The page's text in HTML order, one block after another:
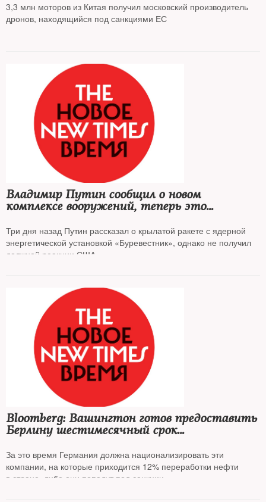
3,3 млн моторов из Китая получил московский производитель
дронов, находящийся под санкциями ЕС
Владимир Путин сообщил о новом
комплексе вооружений, теперь это
«Посейдон», оснащенный ядерной
энергетической установкой
Три дня назад Путин рассказал о крылатой ракете с ядерной
энергетической установкой «Буревестник», однако не получил
должной реакции США
Bloomberg: Вашингтон готов предоставить
Берлину шестимесячный срок
на немецкие «дочки» «Роснефти»
За это время Германия должна национализировать эти
компании, на которые приходится 12% переработки нефти
в стране, либо они попадут под санкции